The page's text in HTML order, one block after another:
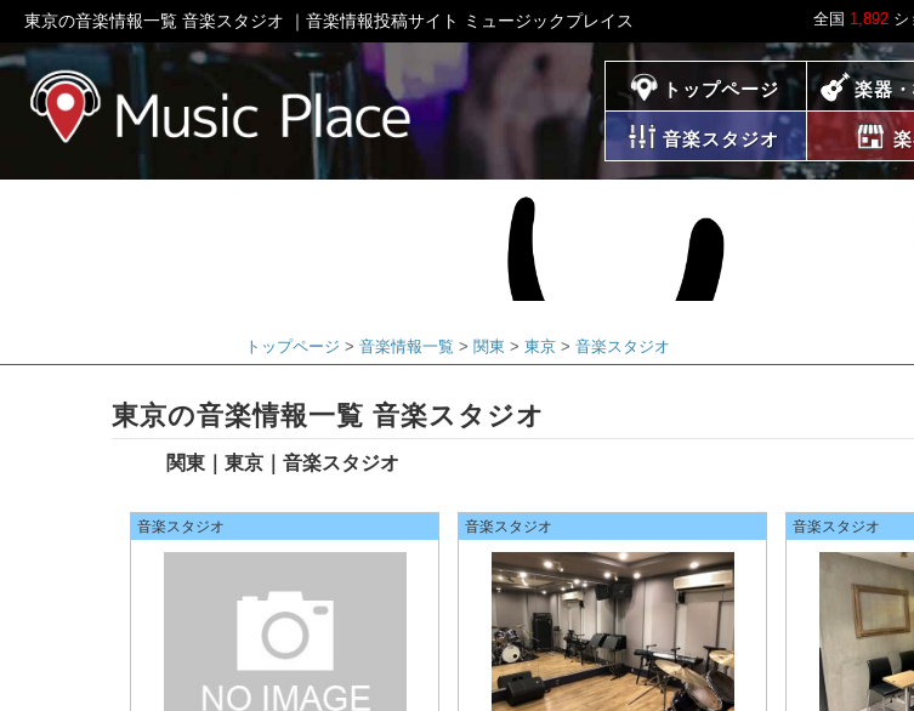
全国 1,892 シ
東京の音楽情報一覧 音楽スタジオ ｜音楽情報投稿サイト ミュージックプレイス
ミュージックプレイス トップページ 楽器
音楽スタジオ
トップページ 音楽情報一覧 関東 東京 音楽スタジオ
東京の音楽情報一覧 音楽スタジオ
関東｜東京｜音楽スタジオ
音楽スタジオ 音楽スタジオ 音楽スタジオ